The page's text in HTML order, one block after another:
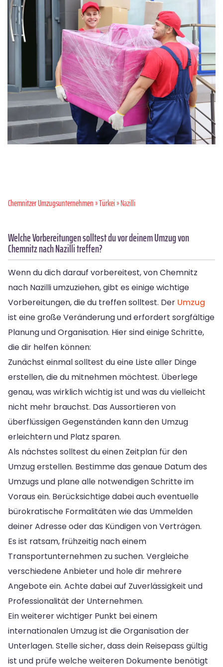
Chemnitzer Umzugsunternehmen»Türkei» Nazilli
Welche Vorbereitungen solltest du vor deinem Umzug von
Chemnitz nach Nazilli treffen?
Wenn du dich darauf vorbereitest, von Chemnitz
nach Nazilli umzuziehen, gibt es einige wichtige
Vorbereitungen, die du treffen solltest. Der Umzug
ist eine große Veränderung und erfordert sorgfältige
Planung und Organisation. Hier sind einige Schritte,
die dir helfen können:
Zunächst einmal solltest du eine Liste aller Dinge
erstellen, die du mitnehmen möchtest. Überlege
genau, was wirklich wichtig ist und was du vielleicht
nicht mehr brauchst. Das Aussortieren von
überflüssigen Gegenständen kann den Umzug
erleichtern und Platz sparen.
Als nächstes solltest du einen Zeitplan für den
Umzug erstellen. Bestimme das genaue Datum des
Umzugs und plane alle notwendigen Schritte im
Voraus ein. Berücksichtige dabei auch eventuelle
bürokratische Formalitäten wie das Ummelden
deiner Adresse oder das Kündigen von Verträgen.
Es ist ratsam, frühzeitig nach einem
Transportunternehmen zu suchen. Vergleiche
verschiedene Anbieter und hole dir mehrere
Angebote ein. Achte dabei auf Zuverlässigkeit und
Professionalität der Unternehmen.
Ein weiterer wichtiger Punkt bei einem
internationalen Umzug ist die Organisation der
Unterlagen. Stelle sicher, dass dein Reisepass gültig
ist und prüfe welche weiteren Dokumente benötigt